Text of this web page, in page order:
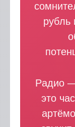
рубль
Радио
это